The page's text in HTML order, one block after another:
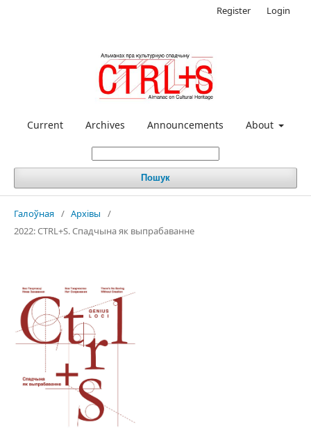
Current Archives Announcements About
Пошук
Register Login
Галоўная / Архівы
/
2022: CTRL+S. Спадчына як выпрабаванне